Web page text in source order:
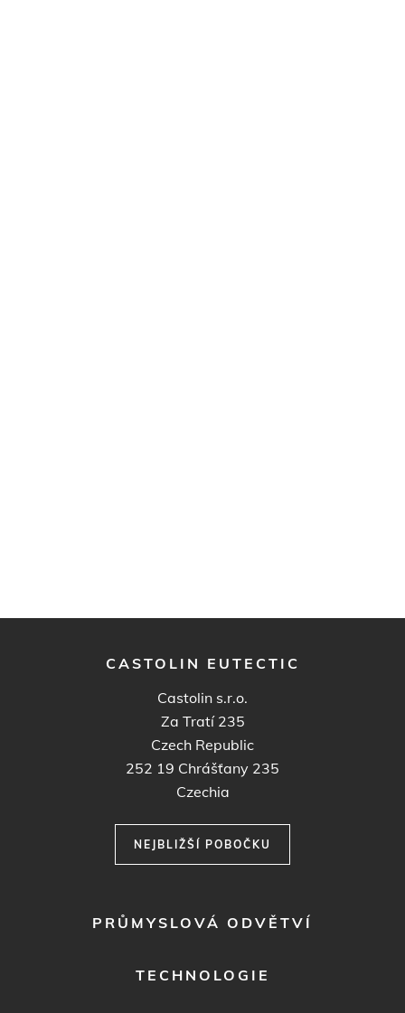
CASTOLIN EUTECTIC
Castolin s.r.o.
Za Tratí 235
Czech Republic
252 19 Chrášťany 235
Czechia
NEJBLIŽŠÍ POBOČKU
PRŮMYSLOVÁ ODVĚTVÍ
TECHNOLOGIE